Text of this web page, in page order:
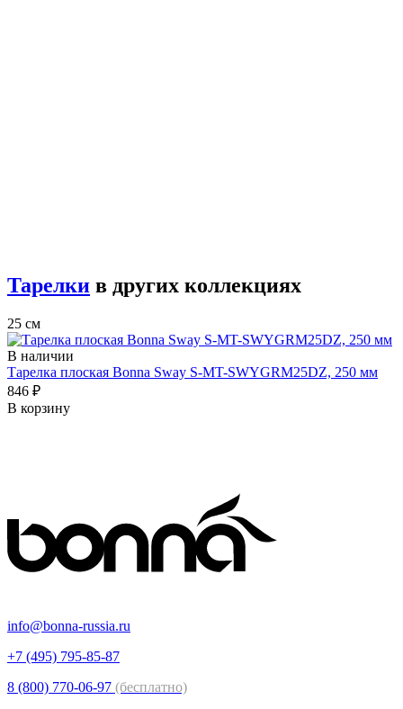
Тарелки в других коллекциях
25 см
В наличии
Тарелка плоская Bonna Sway S-MT-SWYGRM25DZ, 250 мм
846 ₽
В корзину
info@bonna-russia.ru
+7 (495) 795-85-87
8 (800) 770-06-97 (бесплатно)